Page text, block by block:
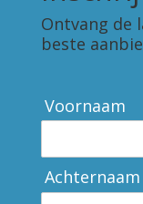
Ontvang de
beste
Voornaam
Achternaam